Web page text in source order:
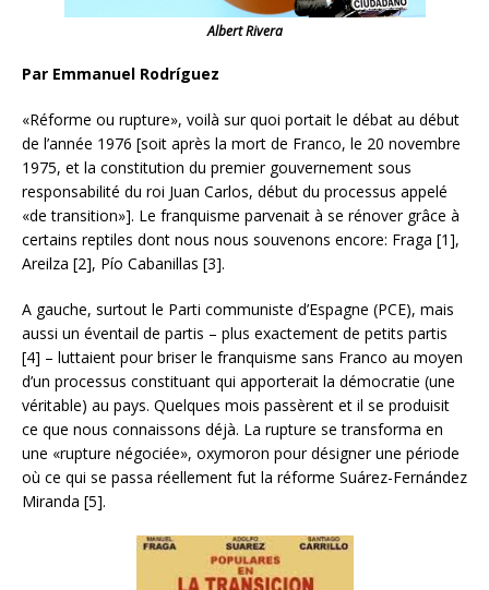
Albert Rivera
Par Emmanuel Rodríguez
«Réforme ou rupture», voilà sur quoi portait le débat au début
de l’année 1976 [soit après la mort de Franco, le 20 novembre
1975, et la constitution du premier gouvernement sous
responsabilité du roi Juan Carlos, début du processus appelé
«de transition»]. Le franquisme parvenait à se rénover grâce à
certains reptiles dont nous nous souvenons encore: Fraga [1],
Areilza [2], Pío Cabanillas [3].
A gauche, surtout le Parti communiste d’Espagne (PCE), mais
aussi un éventail de partis – plus exactement de petits partis
[4] – luttaient pour briser le franquisme sans Franco au moyen
d’un processus constituant qui apporterait la démocratie (une
véritable) au pays. Quelques mois passèrent et il se produisit
ce que nous connaissons déjà. La rupture se transforma en
une «rupture négociée», oxymoron pour désigner une période
où ce qui se passa réellement fut la réforme Suárez-Fernández
Miranda [5].